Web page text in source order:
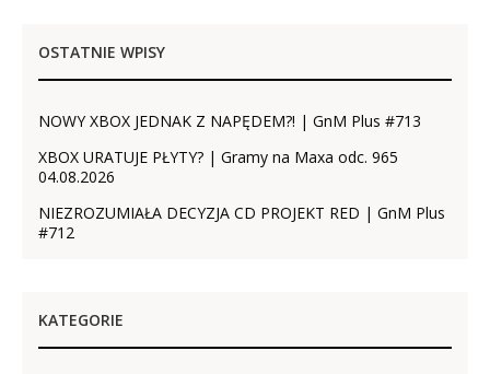
OSTATNIE WPISY
NOWY XBOX JEDNAK Z NAPĘDEM?! | GnM Plus #713
XBOX URATUJE PŁYTY? | Gramy na Maxa odc. 965
04.08.2026
NIEZROZUMIAŁA DECYZJA CD PROJEKT RED | GnM Plus
#712
KATEGORIE